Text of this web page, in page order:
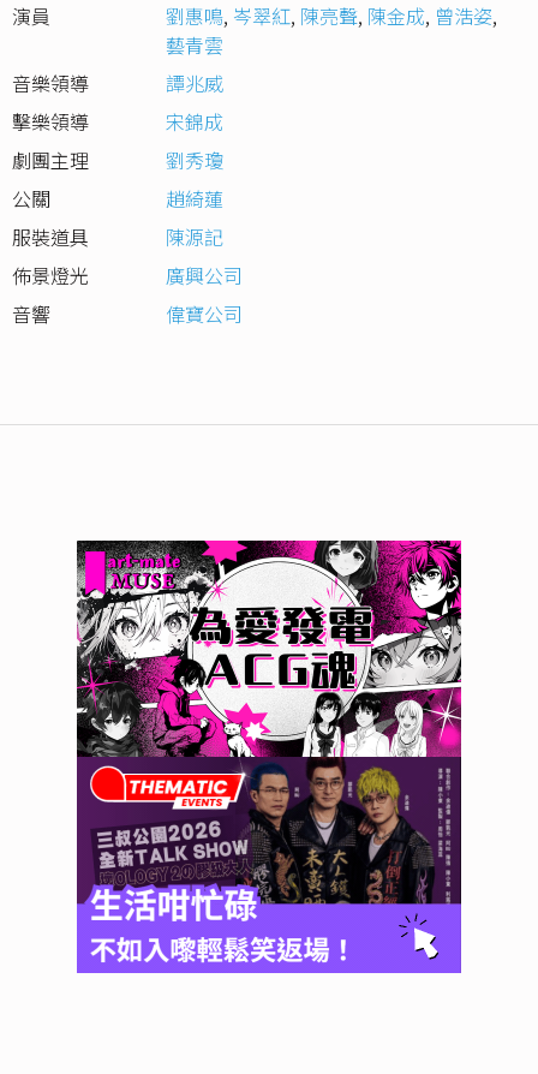
演員
劉惠鳴, 岑翠紅, 陳亮聲, 陳金成, 曾浩姿,
藝青雲
音樂領導
譚兆威
擊樂領導
宋錦成
劇團主理
劉秀瓊
公關
趙綺蓮
服裝道具
陳源記
佈景燈光
廣興公司
音響
偉寶公司